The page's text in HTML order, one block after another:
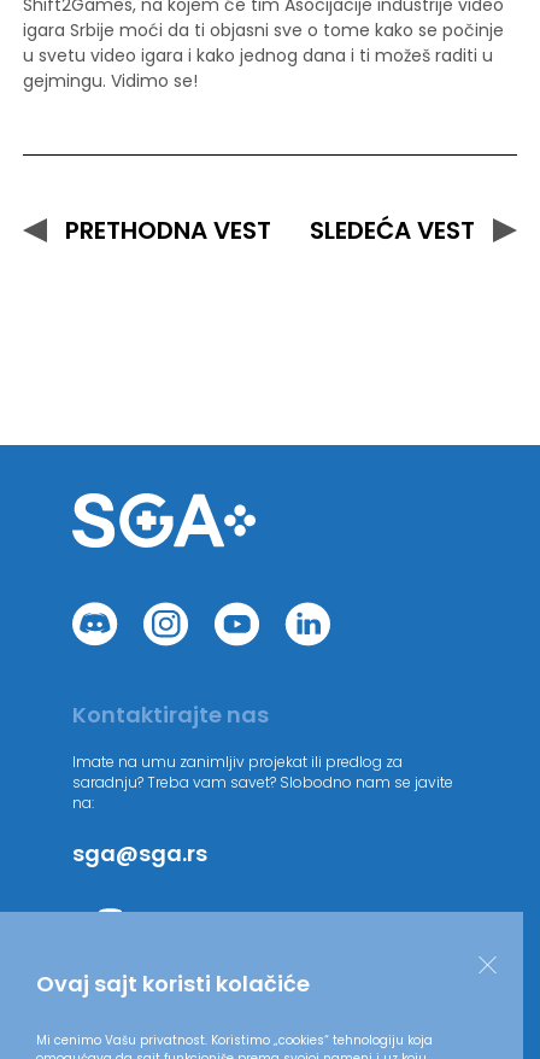
igara Srbije moći da ti objasni sve o tome kako se počinje
u svetu video igara i kako jednog dana i ti možeš raditi u
gejmingu. Vidimo se!
PRETHODNA VEST SLEDEĆA VEST
Ovaj sajt koristi kolačiće
Mi cenimo Vašu privatnost. Koristimo „cookies“ tehnologiju koja
Kontaktirajte nas
Imate na umu zanimljiv projekat ili predlog za
saradnju? Treba vam savet? Slobodno nam se javite
na:
sga@sga.rs